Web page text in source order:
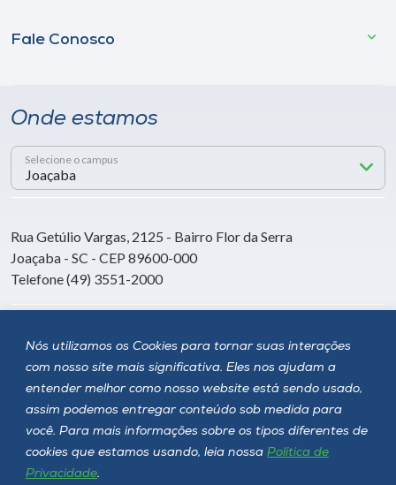
Nós utilizamos os Cookies para tornar suas interações
com nosso site mais significativa. Eles nos ajudam a
entender melhor como nosso website está sendo usado,
assim podemos entregar conteúdo sob medida para
você. Para mais informações sobre os tipos diferentes de
cookies que estamos usando, leia nossa Política de
Privacidade.
Fale Conosco
Onde estamos
Selecione o campus
Rua Getúlio Vargas, 2125 - Bairro Flor da Serra
Joaçaba - SC - CEP 89600-000
Telefone (49) 3551-2000
Siga a Unoesc